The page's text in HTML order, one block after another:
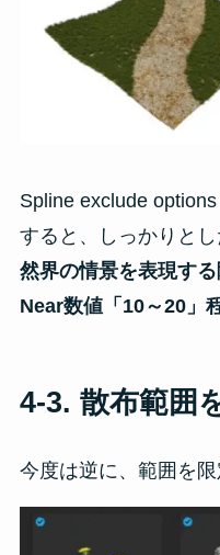
Spline exclude
すると、しっかりとし
然界の情景を表現す
Near数値「10～20」
4-3. 散布範囲
今度は逆に、範囲を限